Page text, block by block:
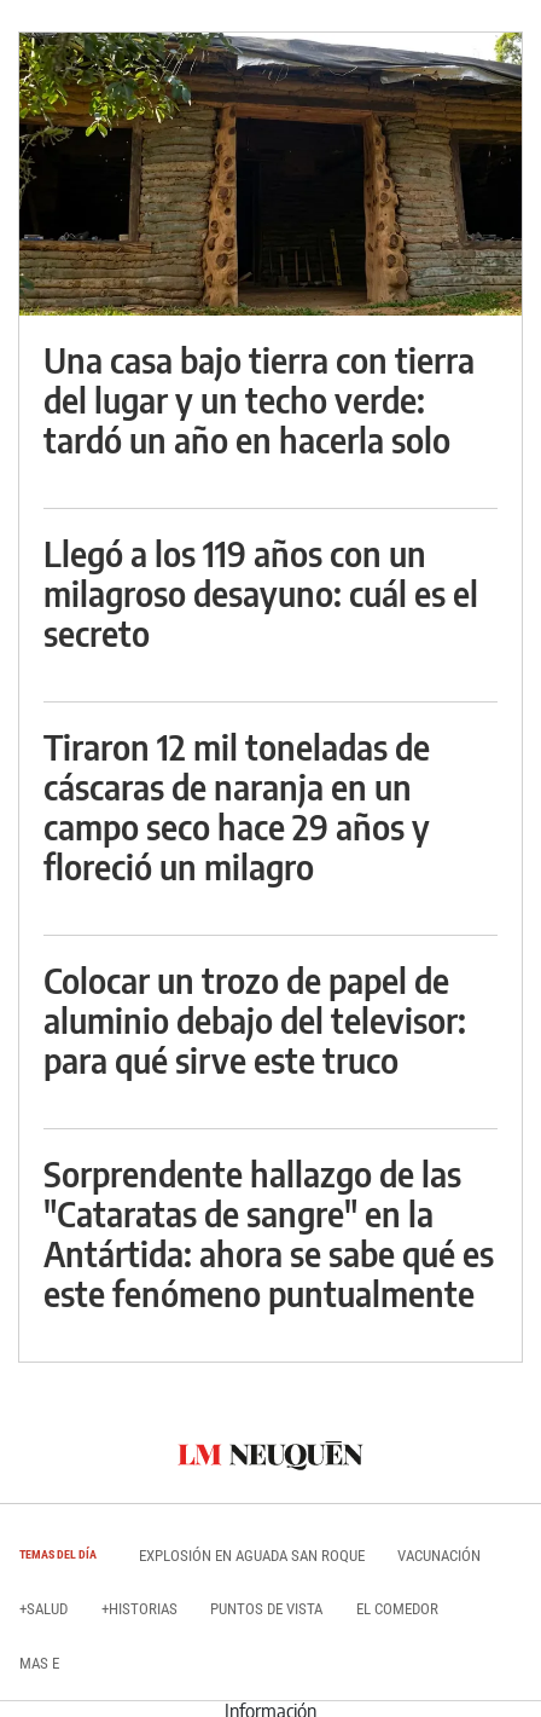
Una casa bajo tierra con tierra
del lugar y un techo verde:
tardó un año en hacerla solo
Llegó a los 119 años con un
milagroso desayuno: cuál es el
secreto
Tiraron 12 mil toneladas de
cáscaras de naranja en un
campo seco hace 29 años y
floreció un milagro
Colocar un trozo de papel de
aluminio debajo del televisor:
para qué sirve este truco
Sorprendente hallazgo de las
"Cataratas de sangre" en la
Antártida: ahora se sabe qué es
este fenómeno puntualmente
TEMAS DEL DÍA EXPLOSIÓN EN AGUADA SAN ROQUE VACUNACIÓN
+SALUD +HISTORIAS PUNTOS DE VISTA EL COMEDOR
MAS E
Información